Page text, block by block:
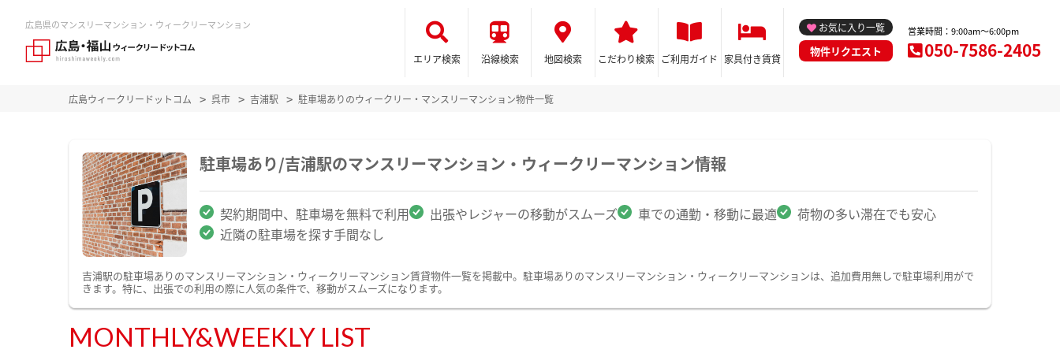
広島県のマンスリーマンション・ウィークリーマンション
エリア検索 沿線検索 地図検索 こだわり検索 ご利用ガイド 家具付き賃貸
お気に入り一覧
物件リクエスト
営業時間：9:00am～6:00pm
050-7586-2405
広島ウィークリードットコム 呉市 吉浦駅 駐車場ありのウィークリー・マンスリーマンション物件一覧
駐車場あり/吉浦駅のマンスリーマンション・ウィークリーマンション情報
契約期間中、駐車場を無料で利用 出張やレジャーの移動がスムーズ 車での通勤・移動に最適
荷物の多い滞在でも安心
近隣の駐車場を探す手間なし
吉浦駅の駐車場ありのマンスリーマンション・ウィークリーマンション賃貸物件一覧を掲載中。駐車場ありのマンスリーマンション・ウィークリーマンションは、追加費用無しで駐車場利用がで
きます。特に、出張での利用の際に人気の条件で、移動がスムーズになります。
MONTHLY&WEEKLY LIST